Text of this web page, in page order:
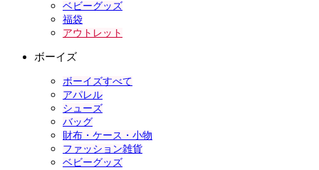
ベビーグッズ
福袋
アウトレット
ボーイズ
ボーイズすべて
アパレル
シューズ
バッグ
財布・ケース・小物
ファッション雑貨
ベビーグッズ